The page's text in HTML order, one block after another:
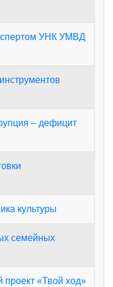
УНК УМВД
– дефицит
культуры
семейных
проект «Твой ход»